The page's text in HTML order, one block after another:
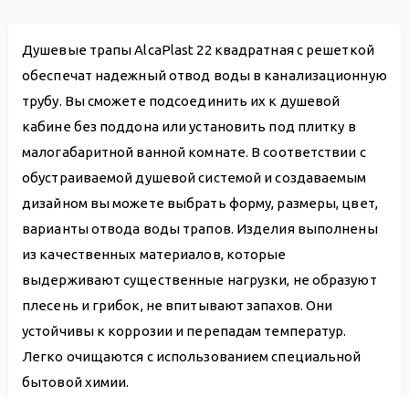
Душевые трапы AlcaPlast 22 квадратная с решеткой
обеспечат надежный отвод воды в канализационную
трубу. Вы сможете подсоединить их к душевой
кабине без поддона или установить под плитку в
малогабаритной ванной комнате. В соответствии с
обустраиваемой душевой системой и создаваемым
дизайном вы можете выбрать форму, размеры, цвет,
варианты отвода воды трапов. Изделия выполнены
из качественных материалов, которые
выдерживают существенные нагрузки, не образуют
плесень и грибок, не впитывают запахов. Они
устойчивы к коррозии и перепадам температур.
Легко очищаются с использованием специальной
бытовой химии.